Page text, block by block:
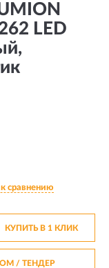
LED
сравнению
КУПИТЬ В 1 КЛИК
/ ТЕНДЕР